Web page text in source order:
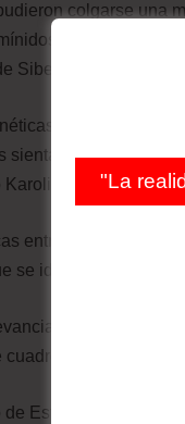
colgarse una
los
Siberia.
que nos
sientan las bases
al anunciar
entre el Homo
se identificaron a
fisiológica, por
infecciosos.
Estocolmo,
"La